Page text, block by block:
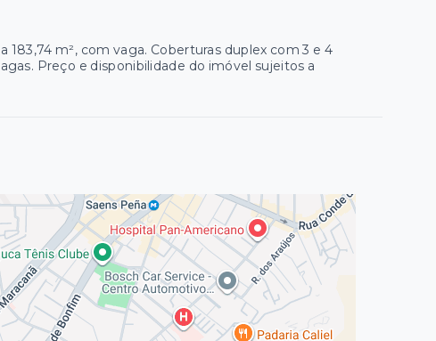
m², com vaga. Coberturas duplex com 3 e 4
Preço e disponibilidade do imóvel sujeitos a